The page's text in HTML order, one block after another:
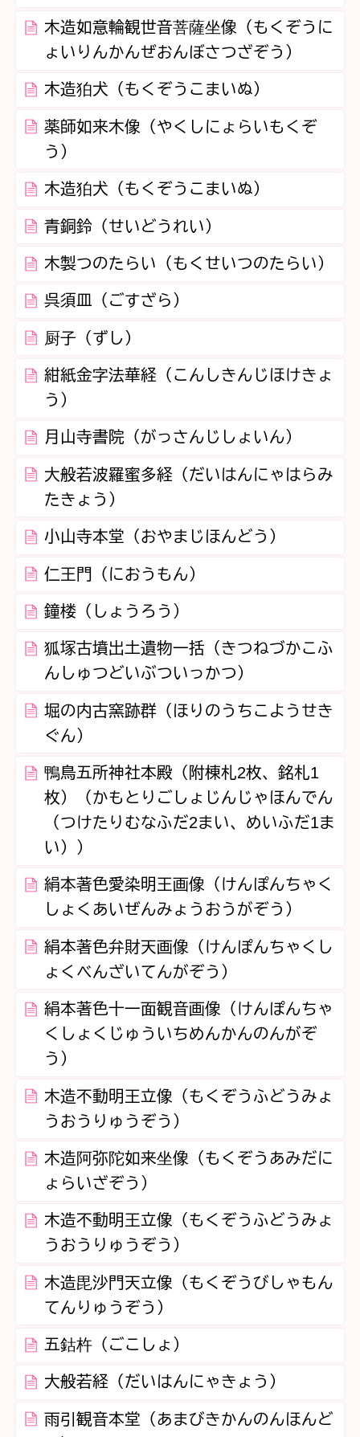
木造如意輪観世音菩薩坐像（もくぞうに
ょいりんかんぜおんぼさつざぞう）
木造狛犬（もくぞうこまいぬ）
薬師如来木像（やくしにょらいもくぞ
う）
木造狛犬（もくぞうこまいぬ）
青銅鈴（せいどうれい）
木製つのたらい（もくせいつのたらい）
呉須皿（ごすざら）
厨子（ずし）
紺紙金字法華経（こんしきんじほけきょ
う）
月山寺書院（がっさんじしょいん）
大般若波羅蜜多経（だいはんにゃはらみ
たきょう）
小山寺本堂（おやまじほんどう）
仁王門（におうもん）
鐘楼（しょうろう）
狐塚古墳出土遺物一括（きつねづかこふ
んしゅつどいぶついっかつ）
堀の内古窯跡群（ほりのうちこようせき
ぐん）
鴨鳥五所神社本殿（附棟札2枚、銘札1
枚）（かもとりごしょじんじゃほんでん
（つけたりむなふだ2まい、めいふだ1ま
い））
絹本著色愛染明王画像（けんぽんちゃく
しょくあいぜんみょうおうがぞう）
絹本著色弁財天画像（けんぽんちゃくし
ょくべんざいてんがぞう）
絹本著色十一面観音画像（けんぽんちゃ
くしょくじゅういちめんかんのんがぞ
う）
木造不動明王立像（もくぞうふどうみょ
うおうりゅうぞう）
木造阿弥陀如来坐像（もくぞうあみだに
ょらいざぞう）
木造不動明王立像（もくぞうふどうみょ
うおうりゅうぞう）
木造毘沙門天立像（もくぞうびしゃもん
てんりゅうぞう）
五鈷杵（ごこしょ）
大般若経（だいはんにゃきょう）
雨引観音本堂（あまびきかんのんほんど